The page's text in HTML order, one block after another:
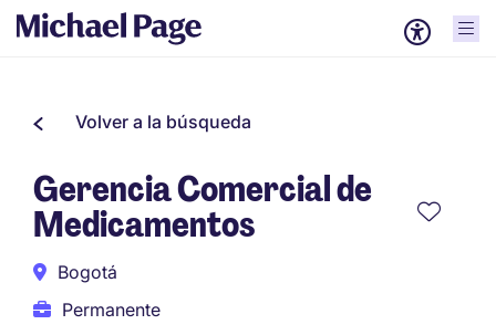
Volver a la búsqueda
Gerencia Comercial de
Medicamentos
Bogotá
Permanente